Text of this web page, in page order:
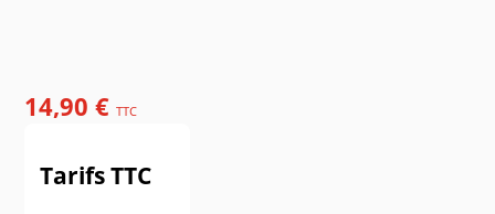
14,90 €TTC
Tarifs TTC